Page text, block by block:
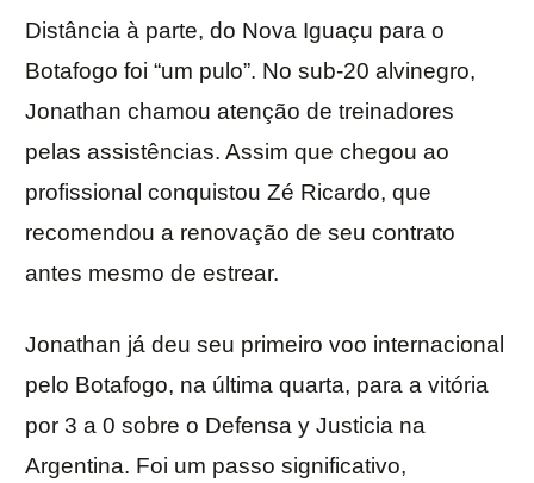
Distância à parte, do Nova Iguaçu para o
Botafogo foi “um pulo”. No sub-20 alvinegro,
Jonathan chamou atenção de treinadores
pelas assistências. Assim que chegou ao
profissional conquistou Zé Ricardo, que
recomendou a renovação de seu contrato
antes mesmo de estrear.
Jonathan já deu seu primeiro voo internacional
pelo Botafogo, na última quarta, para a vitória
por 3 a 0 sobre o Defensa y Justicia na
Argentina. Foi um passo significativo,